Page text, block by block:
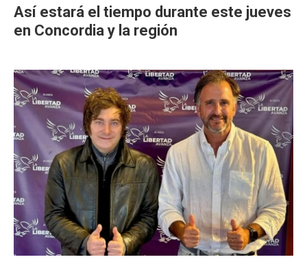
Así estará el tiempo durante este jueves
en Concordia y la región